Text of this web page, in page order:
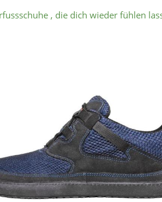
, die dich wieder fühlen